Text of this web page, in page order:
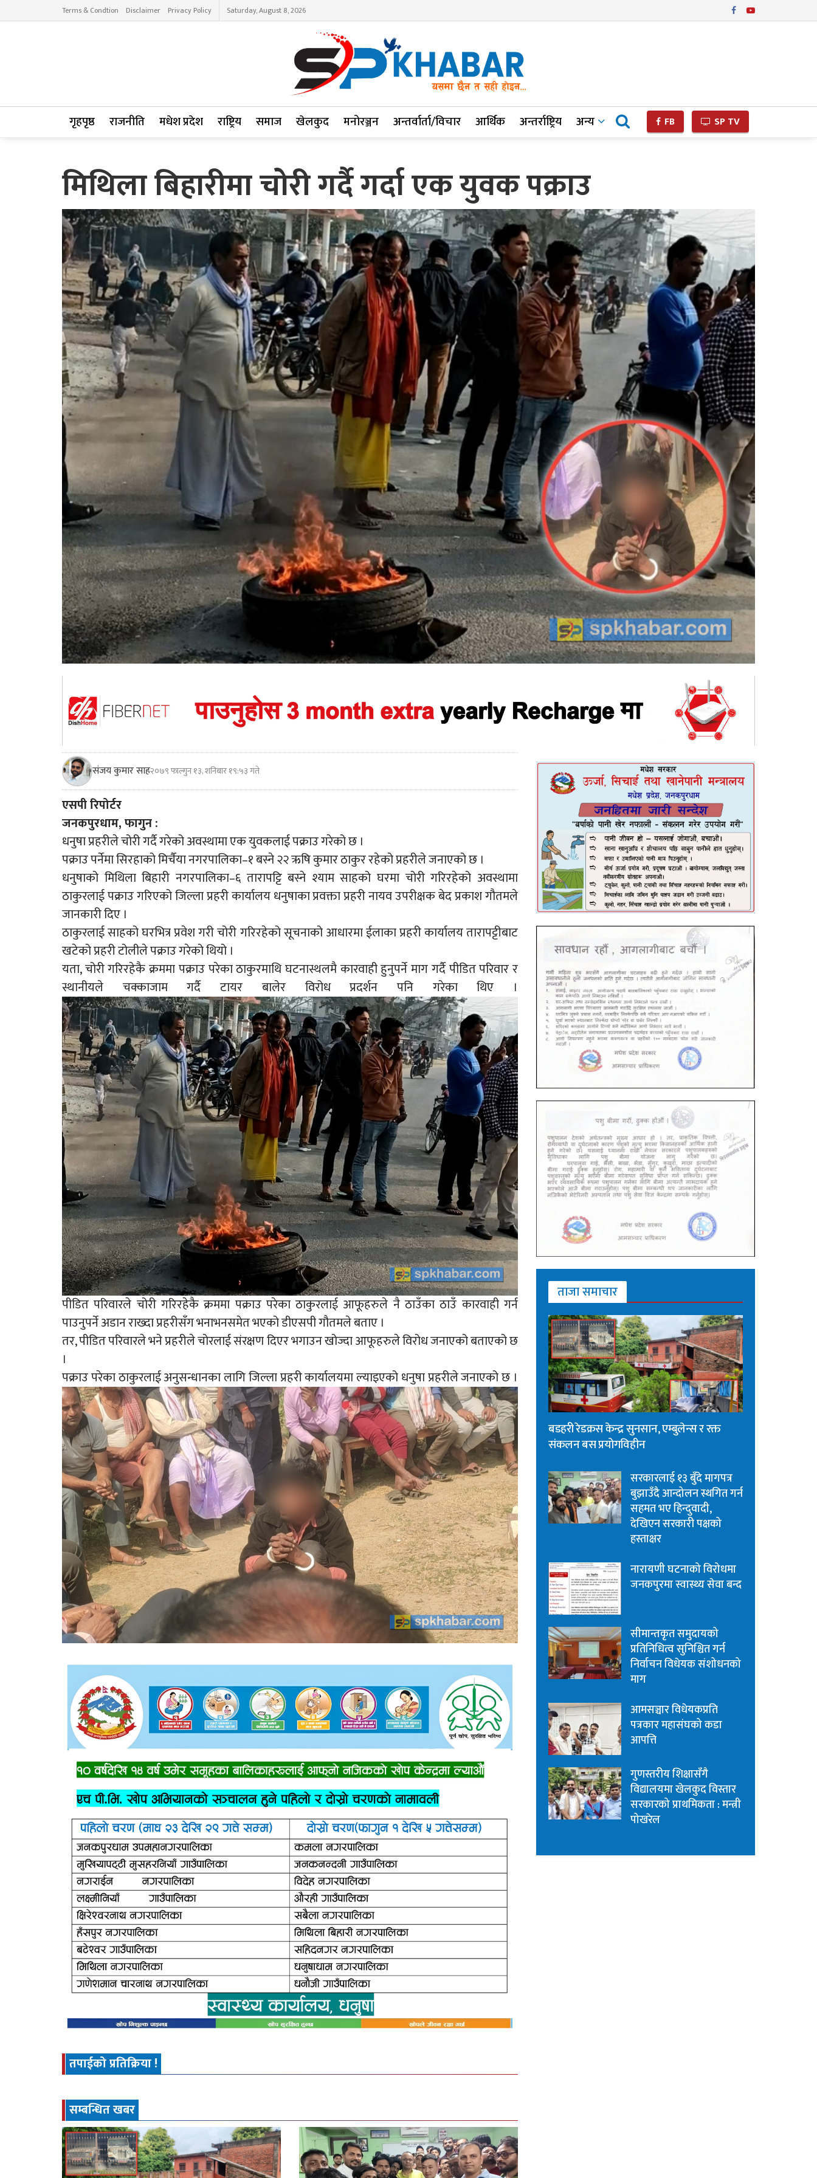
Terms & Condtion Disclaimer Privacy Policy Saturday, August 8, 2026
गृहपृष्ठ राजनीति मधेश प्रदेश राष्ट्रिय समाज खेलकुद मनोरञ्जन अन्तर्वार्ता/विचार आर्थिक अन्तर्राष्ट्रिय अन्य FB SP TV
मिथिला बिहारीमा चोरी गर्दै गर्दा एक युवक पक्राउ
संजय कुमार साह२०७९ फाल्गुन १३, शनिबार १९:५३ गते
एसपी रिपोर्टर
जनकपुरधाम, फागुन :
धनुषा प्रहरीले चोरी गर्दै गरेको अवस्थामा एक युवकलाई पक्राउ गरेको छ ।
पक्राउ पर्नेमा सिरहाको मिर्चैया नगरपालिका–१ बस्ने २२ ऋषि कुमार ठाकुर रहेको प्रहरीले जनाएको छ ।
धनुषाको मिथिला बिहारी नगरपालिका–६ तारापट्टि बस्ने श्याम साहको घरमा चोरी गरिरहेको अवस्थामा
ठाकुरलाई पक्राउ गरिएको जिल्ला प्रहरी कार्यालय धनुषाका प्रवक्ता प्रहरी नायव उपरीक्षक बेद प्रकाश गौतमले
जानकारी दिए ।
ठाकुरलाई साहको घरभित्र प्रवेश गरी चोरी गरिरहेको सूचनाको आधारमा ईलाका प्रहरी कार्यालय तारापट्टीबाट
खटेको प्रहरी टोलीले पक्राउ गरेको थियो ।
यता, चोरी गरिरहेकै क्रममा पक्राउ परेका ठाकुरमाथि घटनास्थलमै कारवाही हुनुपर्ने माग गर्दै पीडित परिवार र
स्थानीयले चक्काजाम गर्दै टायर बालेर विरोध प्रदर्शन पनि गरेका थिए ।
पीडित परिवारले चोरी गरिरहेकै क्रममा पक्राउ परेका ठाकुरलाई आफूहरुले नै ठाउँका ठाउँ कारवाही गर्न
पाउनुपर्ने अडान राख्दा प्रहरीसँग भनाभनसमेत भएको डीएसपी गौतमले बताए ।
तर, पीडित परिवारले भने प्रहरीले चोरलाई संरक्षण दिएर भगाउन खोज्दा आफूहरुले विरोध जनाएको बताएको छ
।
पक्राउ परेका ठाकुरलाई अनुसन्धानका लागि जिल्ला प्रहरी कार्यालयमा ल्याइएको धनुषा प्रहरीले जनाएको छ ।
तपाईको प्रतिक्रिया !
सम्बन्धित खबर
ताजा समाचार
बडहरी रेडक्रस केन्द्र सुनसान, एम्बुलेन्स र रक्त
संकलन बस प्रयोगविहीन
सरकारलाई १३ बुँदे मागपत्र
बुझाउँदै आन्दोलन स्थगित गर्न
सहमत भए हिन्दुवादी,
देखिएन सरकारी पक्षको
हस्ताक्षर
नारायणी घटनाको विरोधमा
जनकपुरमा स्वास्थ्य सेवा बन्द
सीमान्तकृत समुदायको
प्रतिनिधित्व सुनिश्चित गर्न
निर्वाचन विधेयक संशोधनको
माग
आमसञ्चार विधेयकप्रति
पत्रकार महासंघको कडा
आपत्ति
गुणस्तरीय शिक्षासँगै
विद्यालयमा खेलकुद विस्तार
सरकारको प्राथमिकता : मन्त्री
पोखरेल